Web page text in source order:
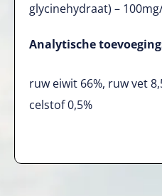
glycinehydraat) –
Analytische
ruw eiwit 66%, ruw vet
celstof 0,5%